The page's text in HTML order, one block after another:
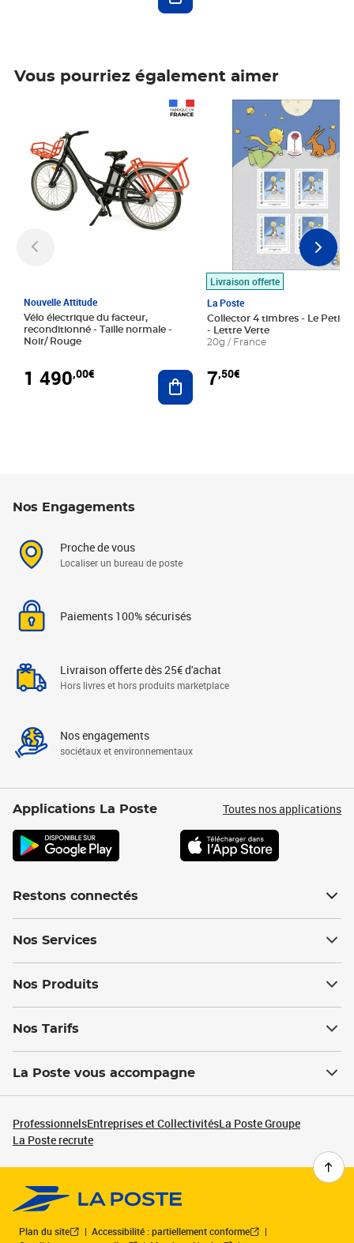
Vous pourriez également aimer
Nouvelle Attitude
Vélo électrique du facteur,
reconditionné - Taille normale -
Noir/ Rouge
1 490,00€ Ajouter au panier
Livraison offerte
La Poste
Collector 4 timbres - Le Petit
- Lettre Verte
20g / France
7,50€
Prix 7,50€
Nos Engagements
Proche de vous
Localiser un bureau de poste
Paiements 100% sécurisés
Livraison offerte dès 25€ d'achat
Hors livres et hors produits marketplace
Nos engagements
sociétaux et environnementaux
Applications La Poste Toutes nos applications
Restons connectés
Nos Services
Nos Produits
Nos Tarifs
La Poste vous accompagne
ProfessionnelsEntreprises et CollectivitésLa Poste Groupe
La Poste recrute
Plan du site
Accessibilité : partiellement conforme